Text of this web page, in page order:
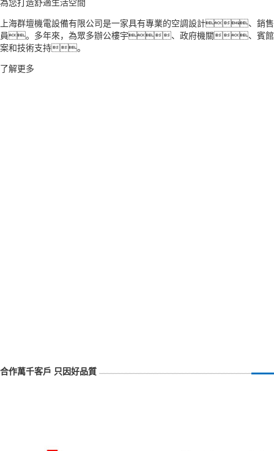
上海群壇機電設備有限公司是一家具有專業的空調設計、
員。多年來，為眾多辦公樓宇、政府機關、賓館
案和技術支持。
了解更多
合作萬千客戶 只因好品質